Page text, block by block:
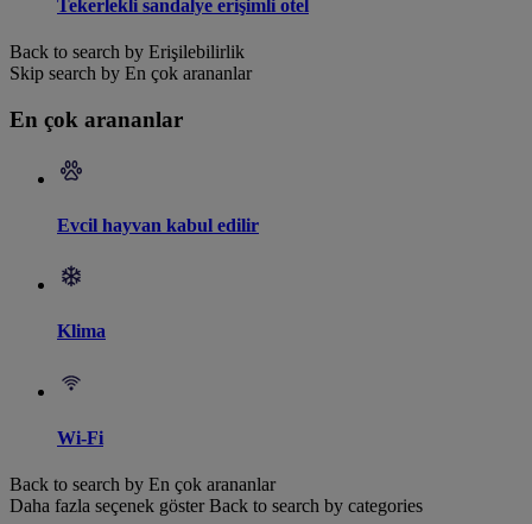
Tekerlekli sandalye erişimli otel
Back to search by Erişilebilirlik
Skip search by En çok arananlar
En çok arananlar
Evcil hayvan kabul edilir
Klima
Wi-Fi
Back to search by En çok arananlar
Daha fazla seçenek göster Back to search by categories